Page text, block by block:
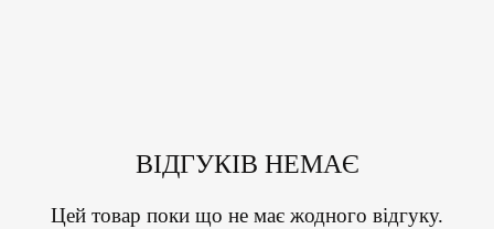
ВІДГУКІВ НЕМАЄ
Цей товар поки що не має жодного відгуку.